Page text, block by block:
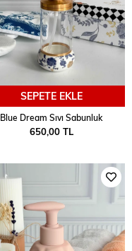
SEPETE EKLE
Blue Dream Sıvı Sabunluk
650,00 TL